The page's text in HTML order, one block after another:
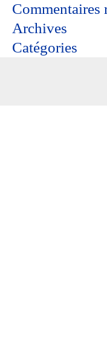
Commentaires
Archives
Catégories